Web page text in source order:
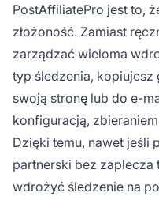
PostAffiliatePro jest to,
złożoność. Zamiast
zarządzać wieloma
typ śledzenia,
swoją stronę lub do e-
konfiguracją,
Dzięki temu, nawet jeśli
partnerski bez zaplecza
wdrożyć śledzenie na